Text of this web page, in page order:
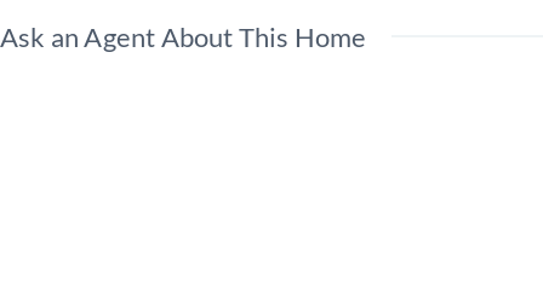
Ask an Agent About This Home